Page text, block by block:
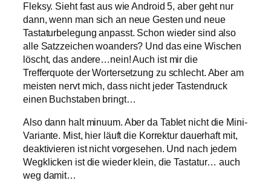
Fleksy. Sieht fast aus wie Android 5, aber geht nur
dann, wenn man sich an neue Gesten und neue
Tastaturbelegung anpasst. Schon wieder sind also
alle Satzzeichen woanders? Und das eine Wischen
löscht, das andere…nein! Auch ist mir die
Trefferquote der Wortersetzung zu schlecht. Aber am
meisten nervt mich, dass nicht jeder Tastendruck
einen Buchstaben bringt…
Also dann halt minuum. Aber da Tablet nicht die Mini-
Variante. Mist, hier läuft die Korrektur dauerhaft mit,
deaktivieren ist nicht vorgesehen. Und nach jedem
Wegklicken ist die wieder klein, die Tastatur… auch
weg damit…